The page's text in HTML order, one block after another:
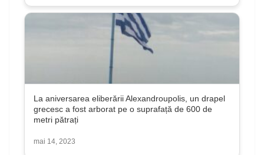
La aniversarea eliberării Alexandroupolis, un drapel
grecesc a fost arborat pe o suprafață de 600 de
metri pătrați
mai 14, 2023